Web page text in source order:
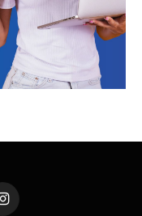
Instagram